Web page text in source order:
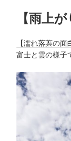
【雨上
【濡れ落葉の面
富士と雲の様子